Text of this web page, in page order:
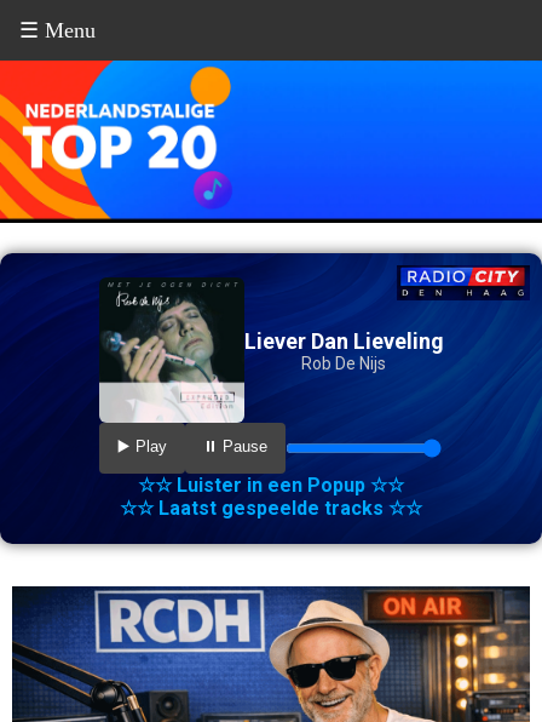
☰ Menu
Liever Dan Lieveling
Rob De Nijs
▶️ Play ⏸️ Pause
☆☆ Luister in een Popup ☆☆
☆☆ Laatst gespeelde tracks ☆☆